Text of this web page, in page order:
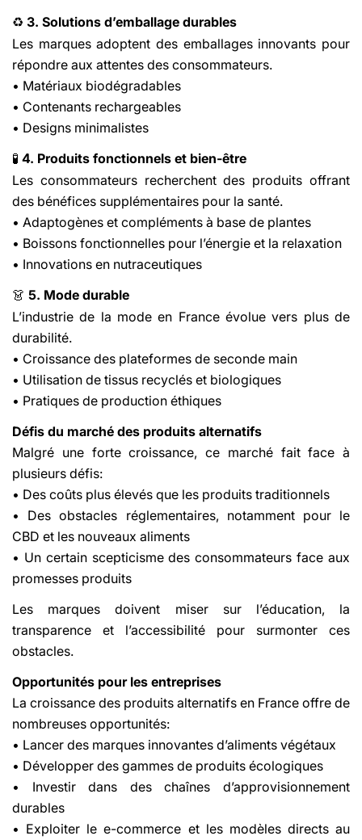
♻️ 3. Solutions d’emballage durables
Les marques adoptent des emballages innovants pour
répondre aux attentes des consommateurs.
• Matériaux biodégradables
• Contenants rechargeables
• Designs minimalistes
🧪 4. Produits fonctionnels et bien-être
Les consommateurs recherchent des produits offrant
des bénéfices supplémentaires pour la santé.
• Adaptogènes et compléments à base de plantes
• Boissons fonctionnelles pour l’énergie et la relaxation
• Innovations en nutraceutiques
👗 5. Mode durable
L’industrie de la mode en France évolue vers plus de
durabilité.
• Croissance des plateformes de seconde main
• Utilisation de tissus recyclés et biologiques
• Pratiques de production éthiques
Défis du marché des produits alternatifs
Malgré une forte croissance, ce marché fait face à
plusieurs défis:
• Des coûts plus élevés que les produits traditionnels
• Des obstacles réglementaires, notamment pour le
CBD et les nouveaux aliments
• Un certain scepticisme des consommateurs face aux
promesses produits
Les marques doivent miser sur l’éducation, la
transparence et l’accessibilité pour surmonter ces
obstacles.
Opportunités pour les entreprises
La croissance des produits alternatifs en France offre de
nombreuses opportunités:
• Lancer des marques innovantes d’aliments végétaux
• Développer des gammes de produits écologiques
• Investir dans des chaînes d’approvisionnement
durables
• Exploiter le e-commerce et les modèles directs au